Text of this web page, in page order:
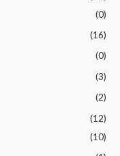
(0)
(16)
(0)
(3)
(2)
(12)
(10)